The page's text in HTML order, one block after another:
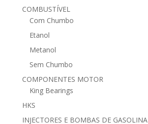
COMBUSTÍVEL
Com Chumbo
Etanol
Metanol
Sem Chumbo
COMPONENTES MOTOR
King Bearings
HKS
INJECTORES E BOMBAS DE GASOLINA